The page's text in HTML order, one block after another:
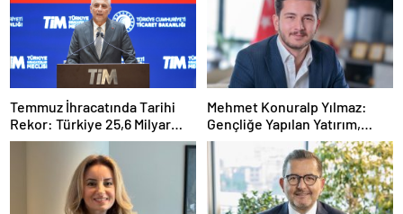
Temmuz İhracatında Tarihi
Rekor: Türkiye 25,6 Milyar
Dolarla Zirveye Ulaştı
Mehmet Konuralp Yılmaz:
Gençliğe Yapılan Yatırım,
Türkiye’nin En Büyük Gücü